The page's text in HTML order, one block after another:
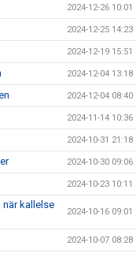
2024-12-26 10:01
2024-12-25 14:23
2024-12-19 15:51
2024-12-04 13:18
2024-12-04 08:40
2024-11-14 10:36
2024-10-31 21:18
2024-10-30 09:06
2024-10-23 10:11
kallelse
2024-10-16 09:01
2024-10-07 08:28